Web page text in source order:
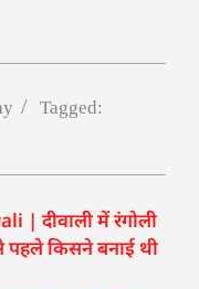
Tagged:
| दीवाली में रंगोली
पहले किसने बनाई थी